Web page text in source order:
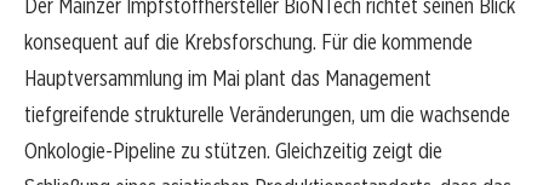
Der Mainzer Impfstoffhersteller BioNTech richtet seinen Blick
konsequent auf die Krebsforschung. Für die kommende
Hauptversammlung im Mai plant das Management
tiefgreifende strukturelle Veränderungen, um die wachsende
Onkologie-Pipeline zu stützen. Gleichzeitig zeigt die